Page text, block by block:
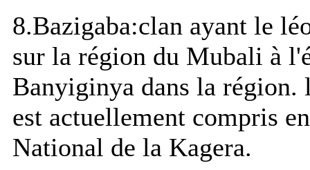
8.Bazigaba:clan ayant le
sur la région du Mubali à
Banyiginya dans la région.
est actuellement compris
National de la Kagera.